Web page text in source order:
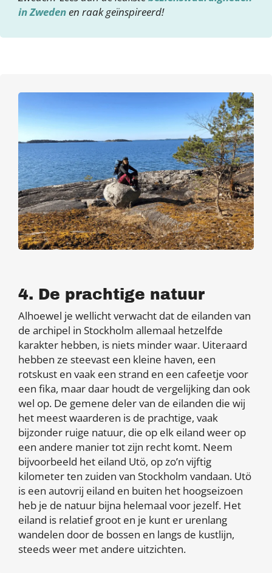
in Zwedenen raak geïnspireerd!
4. De prachtige natuur
Alhoewel je wellicht verwacht dat de eilanden van
de archipel in Stockholm allemaal hetzelfde
karakter hebben, is niets minder waar. Uiteraard
hebben ze steevast een kleine haven, een
rotskust en vaak een strand en een cafeetje voor
een fika, maar daar houdt de vergelijking dan ook
wel op. De gemene deler van de eilanden die wij
het meest waarderen is de prachtige, vaak
bijzonder ruige natuur, die op elk eiland weer op
een andere manier tot zijn recht komt. Neem
bijvoorbeeld het eiland Utö, op zo’n vijftig
kilometer ten zuiden van Stockholm vandaan. Utö
is een autovrij eiland en buiten het hoogseizoen
heb je de natuur bijna helemaal voor jezelf. Het
eiland is relatief groot en je kunt er urenlang
wandelen door de bossen en langs de kustlijn,
steeds weer met andere uitzichten.